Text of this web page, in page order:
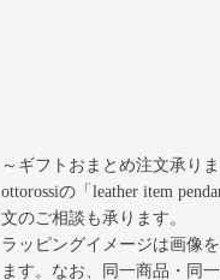
～ギフトおまとめ注文承り
ottorossiの「leather item
文のご相談も承ります。
ラッピングイメージは画像
ます。なお、同一商品・同